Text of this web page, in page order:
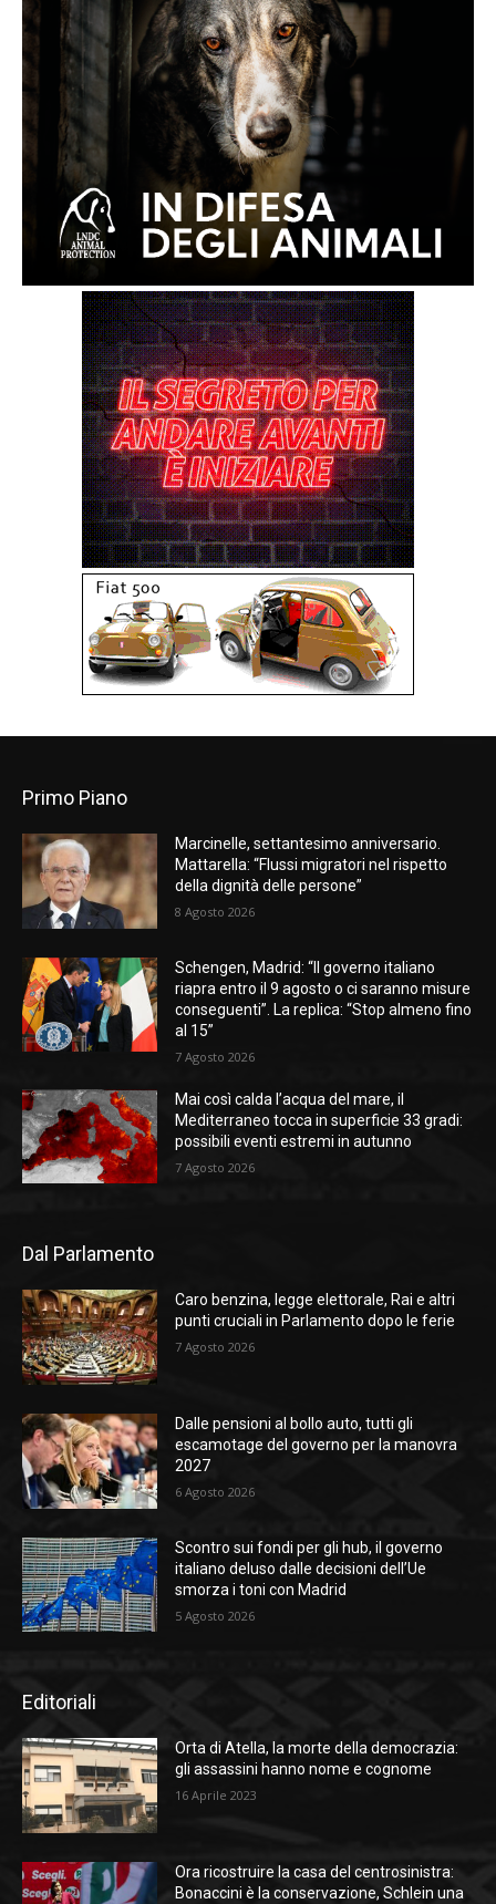
Primo Piano
Marcinelle, settantesimo anniversario.
Mattarella: “Flussi migratori nel rispetto
della dignità delle persone”
8 Agosto 2026
Schengen, Madrid: “Il governo italiano
riapra entro il 9 agosto o ci saranno misure
conseguenti”. La replica: “Stop almeno fino
al 15”
7 Agosto 2026
Mai così calda l’acqua del mare, il
Mediterraneo tocca in superficie 33 gradi:
possibili eventi estremi in autunno
7 Agosto 2026
Dal Parlamento
Caro benzina, legge elettorale, Rai e altri
punti cruciali in Parlamento dopo le ferie
7 Agosto 2026
Dalle pensioni al bollo auto, tutti gli
escamotage del governo per la manovra
2027
6 Agosto 2026
Scontro sui fondi per gli hub, il governo
italiano deluso dalle decisioni dell’Ue
smorza i toni con Madrid
5 Agosto 2026
Editoriali
Orta di Atella, la morte della democrazia:
gli assassini hanno nome e cognome
16 Aprile 2023
Ora ricostruire la casa del centrosinistra:
Bonaccini è la conservazione, Schlein una